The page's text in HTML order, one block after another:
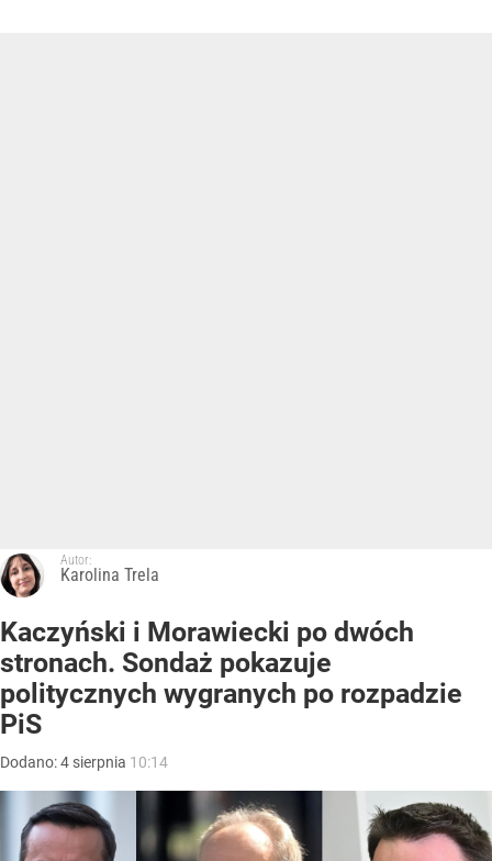
Autor:
Karolina Trela
Kaczyński i Morawiecki po dwóch
stronach. Sondaż pokazuje
politycznych wygranych po rozpadzie
PiS
Dodano:4 sierpnia 10:14